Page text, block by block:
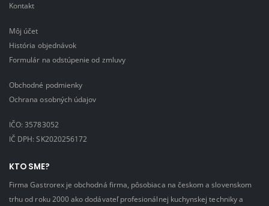
Kontakt
Môj účet
História objednávok
Formulár na odstúpenie od zmluvy
Obchodné podmienky
Ochrana osobných údajov
IČO: 35783052
IČ DPH: SK2020256172
KTO SME?
Firma Gastrorex je obchodná firma, pôsobiaca na českom a slovenskom
trhu od roku 2000 ako dodávateľ profesionálnej kuchynskej techniky a